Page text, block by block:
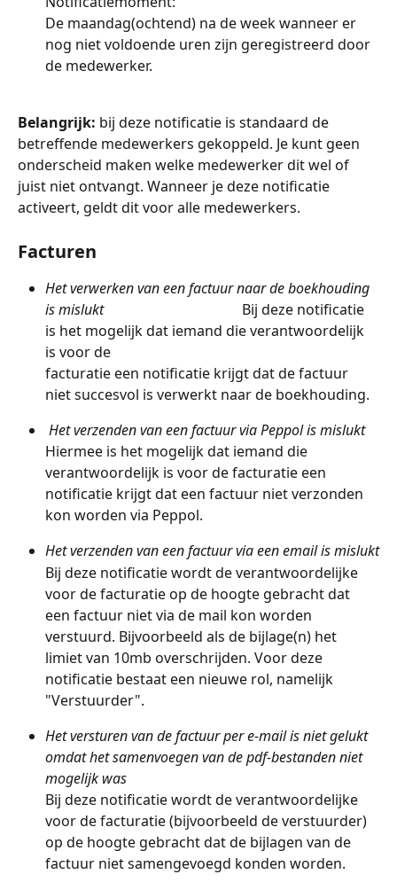
De maandag(ochtend) na de week wanneer er
nog niet voldoende uren zijn geregistreerd door
de medewerker.
Belangrijk: bij deze notificatie is standaard de
betreffende medewerkers gekoppeld. Je kunt geen
onderscheid maken welke medewerker dit wel of
juist niet ontvangt. Wanneer je deze notificatie
activeert, geldt dit voor alle medewerkers.
Facturen
Het verwerken van een factuur naar de boekhouding
is mislukt Bij deze notificatie
is het mogelijk dat iemand die verantwoordelijk
is voor de
facturatie een notificatie krijgt dat de factuur
niet succesvol is verwerkt naar de boekhouding.
Het verzenden van een factuur via Peppol is mislukt
Hiermee is het mogelijk dat iemand die
verantwoordelijk is voor de facturatie een
notificatie krijgt dat een factuur niet verzonden
kon worden via Peppol.
Het verzenden van een factuur via een email is mislukt
Bij deze notificatie wordt de verantwoordelijke
voor de facturatie op de hoogte gebracht dat
een factuur niet via de mail kon worden
verstuurd. Bijvoorbeeld als de bijlage(n) het
limiet van 10mb overschrijden. Voor deze
notificatie bestaat een nieuwe rol, namelijk
"Verstuurder".
Het versturen van de factuur per e-mail is niet gelukt
omdat het samenvoegen van de pdf-bestanden niet
mogelijk was
Bij deze notificatie wordt de verantwoordelijke
voor de facturatie (bijvoorbeeld de verstuurder)
op de hoogte gebracht dat de bijlagen van de
factuur niet samengevoegd konden worden.